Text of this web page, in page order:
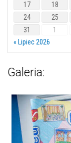
17
18
24
25
31
1
« Lipiec 2026
Galeria: